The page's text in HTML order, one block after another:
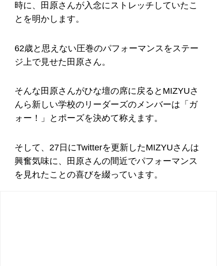
時に、田原さんが入念にストレッチしていたこ
とを明かします。
62歳と思えない圧巻のパフォーマンスをステー
ジ上で見せた田原さん。
そんな田原さんがひな壇の席に戻るとMIZYUさ
んら新しい学校のリーダーズのメンバーは「ガ
ォー！」とポーズを決めて称えます。
そして、27日にTwitterを更新したMIZYUさんは
興奮気味に、田原さんの間近でパフォーマンス
を見れたことの喜びを綴っています。